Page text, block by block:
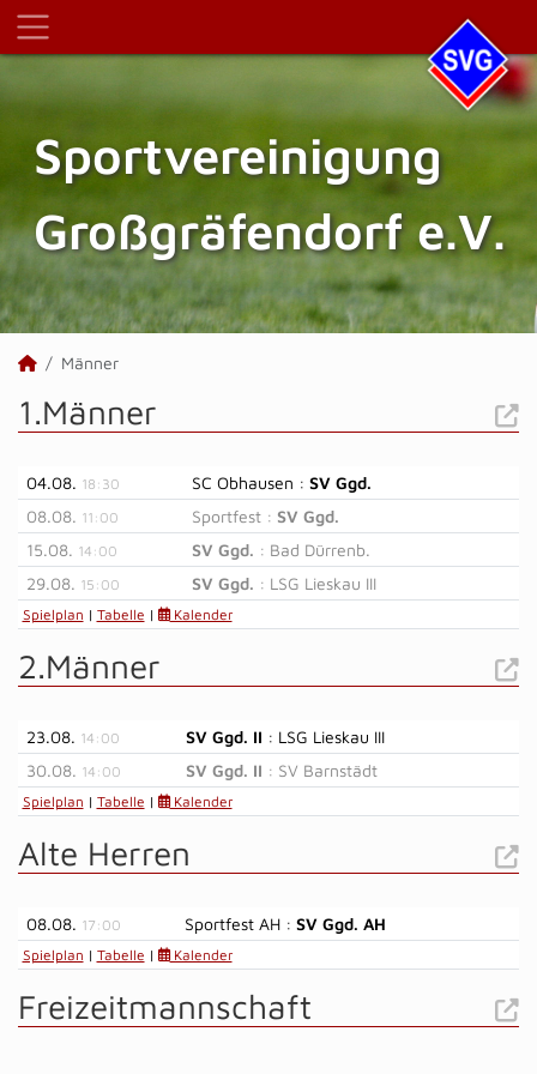
Sportvereinigung
Großgräfendorf e.V.
Männer
1.Männer
04.08. 18:30 SC Obhausen : SV Ggd.
08.08. 11:00 Sportfest : SV Ggd.
15.08. 14:00 SV Ggd. : Bad Dürrenb.
29.08. 15:00 SV Ggd. : LSG Lieskau III
Spielplan | Tabelle | Kalender
2.Männer
23.08. 14:00 SV Ggd. II : LSG Lieskau III
30.08. 14:00 SV Ggd. II : SV Barnstädt
Spielplan | Tabelle | Kalender
Alte Herren
08.08. 17:00 Sportfest AH : SV Ggd. AH
Spielplan | Tabelle | Kalender
Freizeitmannschaft